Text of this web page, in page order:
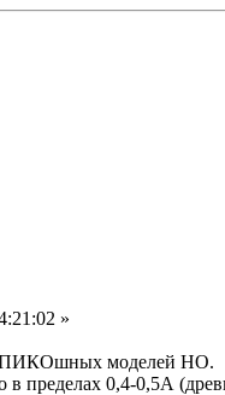
»
ПИКОшных моделей НО.
пределах 0,4-0,5А